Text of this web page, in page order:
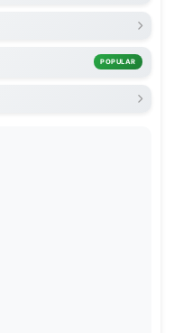
POPULAR